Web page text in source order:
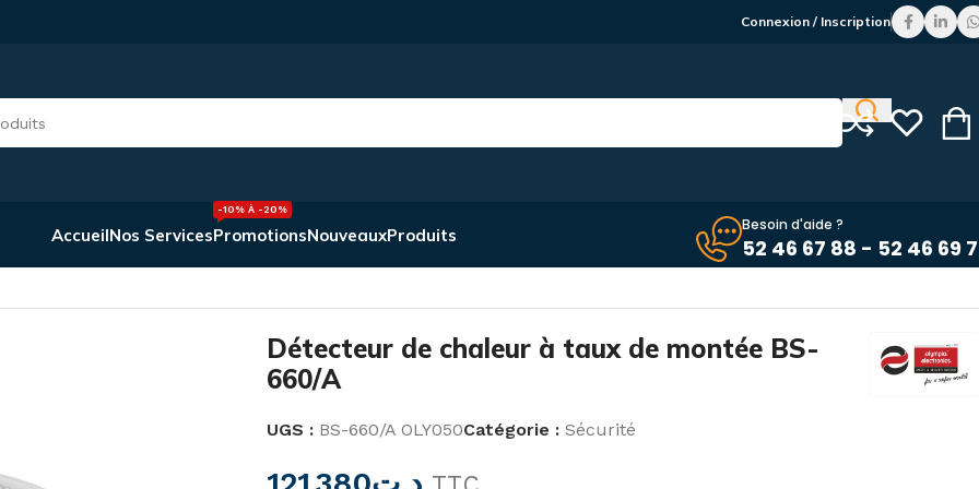
Connexion / Inscription
AccueilNos ServicesPromotions
-10% À -20%
NouveauxProduits Besoin d'aide ?
52 46 67 88 - 52 46 69
Détecteur de chaleur à taux de montée BS-
660/A
UGS : BS-660/A OLY050Catégorie : Sécurité